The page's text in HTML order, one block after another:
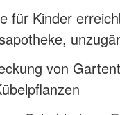
für Kinder
von